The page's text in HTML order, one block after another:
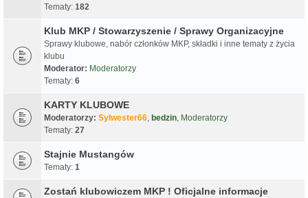
Tematy: 182
Klub MKP / Stowarzyszenie / Sprawy Organizacyjne
Sprawy klubowe, nabór członków MKP, składki i inne tematy z życia
klubu
Moderator: Moderatorzy
Tematy: 6
KARTY KLUBOWE
Moderatorzy: Sylwester66, bedzin, Moderatorzy
Tematy: 27
Stajnie Mustangów
Tematy: 1
Zostań klubowiczem MKP ! Oficjalne informacje